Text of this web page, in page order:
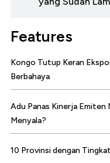
Features
Kongo Tutup Keran
Berbahaya
Adu Panas Kinerja Emiten
Menyala?
10 Provinsi dengan